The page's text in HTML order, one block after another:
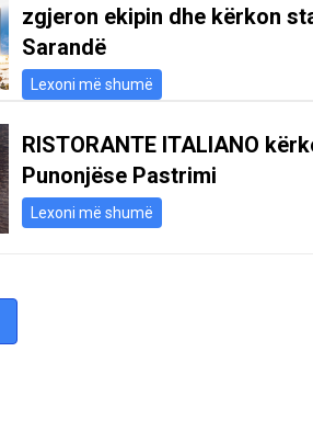
zgjeron ekipin dhe kërkon
Sarandë
Lexoni më shumë
RISTORANTE ITALIANO
Punonjëse Pastrimi
Lexoni më shumë